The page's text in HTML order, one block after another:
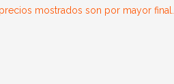
mostrados son por mayor final.